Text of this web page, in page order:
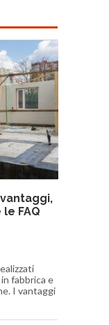
FAQ
fabbrica e
I vantaggi